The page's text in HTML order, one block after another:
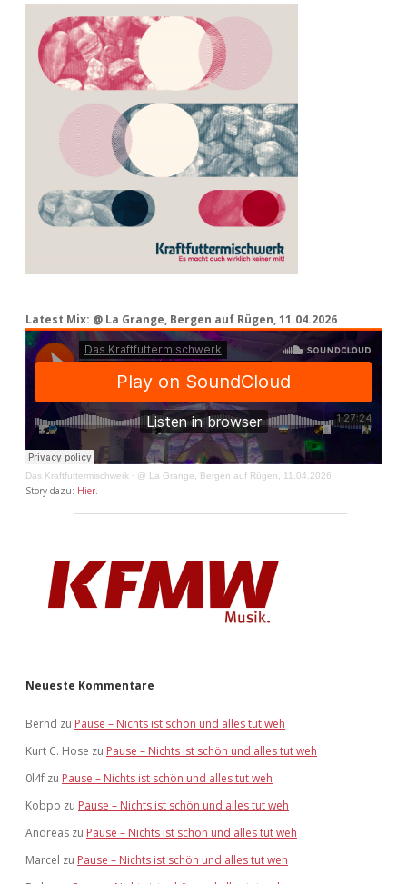
Latest Mix: @ La Grange, Bergen auf Rügen, 11.04.2026
Das Kraftfuttermischwerk · @ La Grange, Bergen auf Rügen, 11.04.2026
Story dazu: Hier
Neueste Kommentare
Bernd zu Pause – Nichts ist schön und alles tut weh
Kurt C. Hose zu Pause – Nichts ist schön und alles tut weh
0l4f zu Pause – Nichts ist schön und alles tut weh
Kobpo zu Pause – Nichts ist schön und alles tut weh
Andreas zu Pause – Nichts ist schön und alles tut weh
Marcel zu Pause – Nichts ist schön und alles tut weh